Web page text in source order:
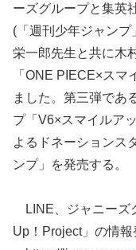
ーズグループと集英
(「週刊少年ジャンプ
栄一郎先生と共に木
「ONE PIECE×ス
ました。第三弾であ
プ「V6×スマイルア
よるドネーションス
ンプ」を発売する。
LINE、ジャニーズ
Up！Project」の情報